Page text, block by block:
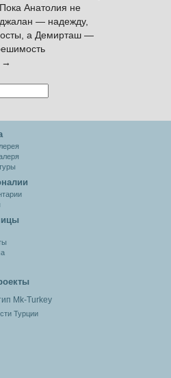
Анатолия не
— надежду,
а Демирташ —
→
Турции